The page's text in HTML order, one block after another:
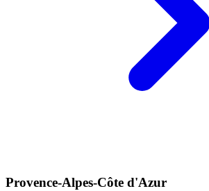
Provence-Alpes-Côte d'Azur